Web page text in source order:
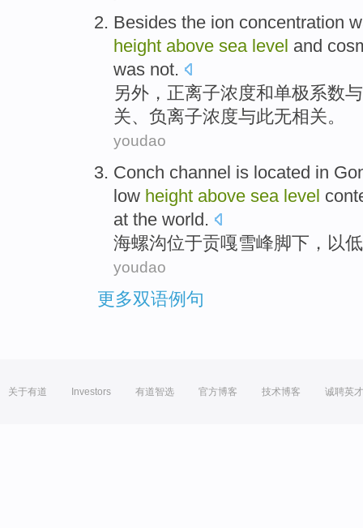
Besides the ion concentration
height above sea level and
was not.
另外 ， 正离子浓度和单极系数与
关、负离子浓度与此无相关。
youdao
Conch channel is located in
low height above sea level
at the world.
海螺沟位于贡嘎雪峰脚下 ， 以低
youdao
更多双语例句
关于有道 Investors 有道智选 官方博客 技术博客 诚聘英才